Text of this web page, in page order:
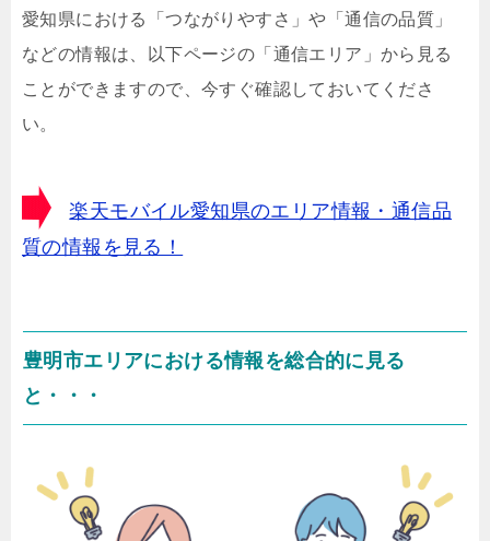
愛知県における「つながりやすさ」や「通信の品質」
などの情報は、以下ページの「通信エリア」から見る
ことができますので、今すぐ確認しておいてくださ
い。
楽天モバイル愛知県のエリア情報・通信品
質の情報を見る！
豊明市エリアにおける情報を総合的に見る
と・・・